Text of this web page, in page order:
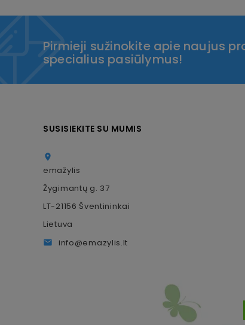
Pirmieji sužinokite apie naujus
specialius pasiūlymus!
SUSISIEKITE SU MUMIS

emažylis
Žygimantų g. 37
LT-21156 Šventininkai
Lietuva
 info@emazylis.lt